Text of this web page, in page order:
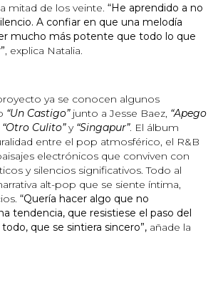
mitad de los veinte.“He aprendido a no
A confiar en que una melodía
mucho más potente que todo lo que
, explica Natalia.
ya se conocen algunos
“Un Castigo”junto a Jesse Baez, “Apego
“Otro Culito”y “Singapur”. El álbum
entre el pop atmosférico, el R&B
electrónicos que conviven con
y silencios significativos. Todo al
alt-pop que se siente íntima,
“Quería hacer algo que no
tendencia, que resistiese el paso del
que se sintiera sincero”, añade la